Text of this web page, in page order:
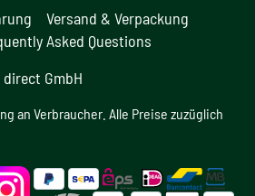
Versand & Verpackung
Asked Questions
GmbH
an Verbraucher. Alle Preise zuzüglich